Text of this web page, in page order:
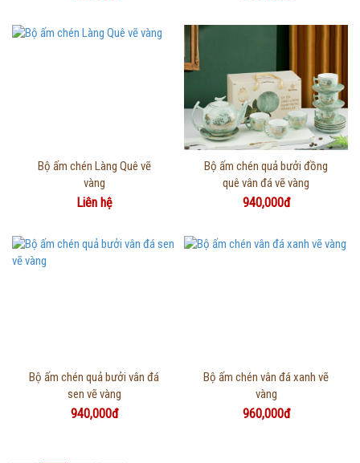
Thông tin chi tiết
Bộ ấm chén Làng Quê vẽ
vàng
Liên hệ
Thông tin chi tiết
Bộ ấm chén quả bưởi đồng
quê vân đá vẽ vàng
940,000đ
Thông tin chi tiết
Bộ ấm chén quả bưởi vân đá
sen vẽ vàng
940,000đ
Thông tin chi tiết
Bộ ấm chén vân đá xanh vẽ
vàng
960,000đ